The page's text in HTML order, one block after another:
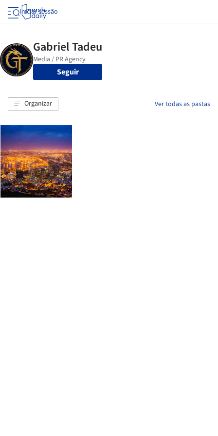
Iniciar sessão
Seguir
Organizar Ver todas as pastas